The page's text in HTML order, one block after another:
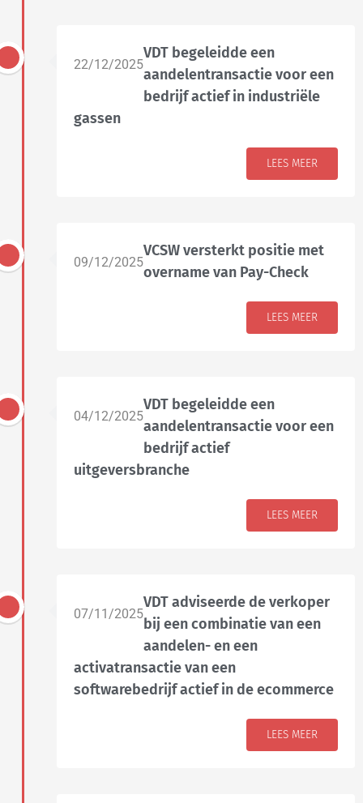
22/12/2025
VDT begeleidde een
aandelentransactie voor een
bedrijf actief in industriële
gassen
LEES MEER
09/12/2025
VCSW versterkt positie met
overname van Pay-Check
LEES MEER
04/12/2025
VDT begeleidde een
aandelentransactie voor een
bedrijf actief
uitgeversbranche
LEES MEER
07/11/2025
VDT adviseerde de verkoper
bij een combinatie van een
aandelen- en een
activatransactie van een
softwarebedrijf actief in de ecommerce
LEES MEER